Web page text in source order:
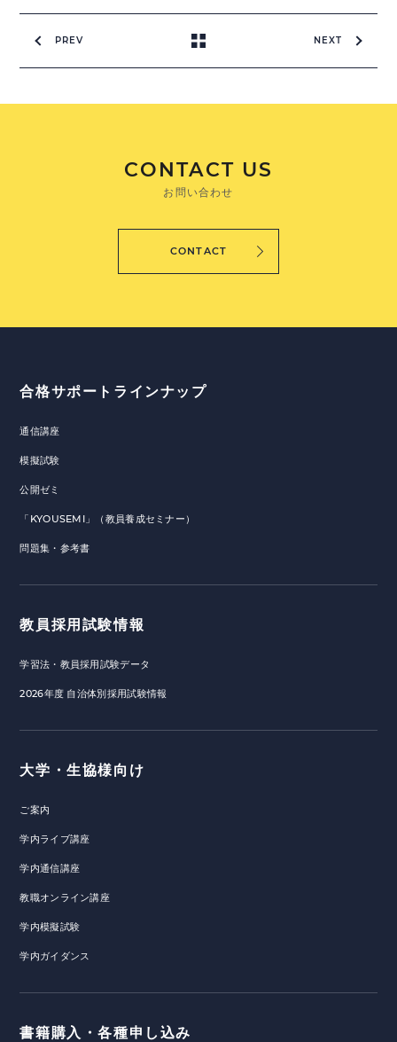
PREV NEXT
CONTACT US
お問い合わせ
CONTACT
合格サポートラインナップ
通信講座
模擬試験
公開ゼミ
「KYOUSEMI」（教員養成セミナー）
問題集・参考書
教員採用試験情報
学習法・教員採用試験データ
2026年度 自治体別採用試験情報
大学・生協様向け
ご案内
学内ライブ講座
学内通信講座
教職オンライン講座
学内模擬試験
学内ガイダンス
書籍購入・各種申し込み